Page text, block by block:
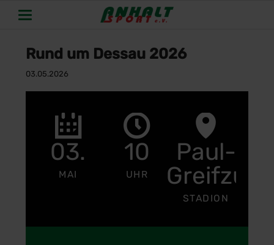
Rund um Dessau 2026
03.05.2026
03.
MAI
10
UHR
Paul-
Greifzu
STADION